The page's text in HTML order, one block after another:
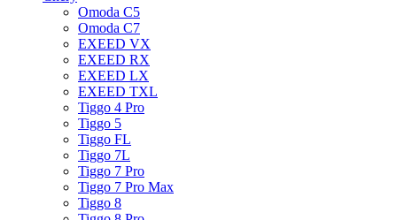
Omoda C5
Omoda C7
EXEED VX
EXEED RX
EXEED LX
EXEED TXL
Tiggo 4 Pro
Tiggo 5
Tiggo FL
Tiggo 7L
Tiggo 7 Pro
Tiggo 7 Pro Max
Tiggo 8